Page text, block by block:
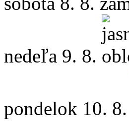
nedeľa 9. 8.
pondelok 10. 8.